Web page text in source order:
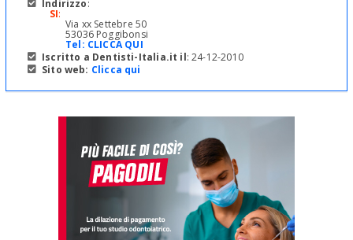
Indirizzo:
SI:
Via xx Settebre 50
53036 Poggibonsi
Tel: CLICCA QUI
Iscritto a Dentisti-Italia.it il: 24-12-2010
Sito web: Clicca qui